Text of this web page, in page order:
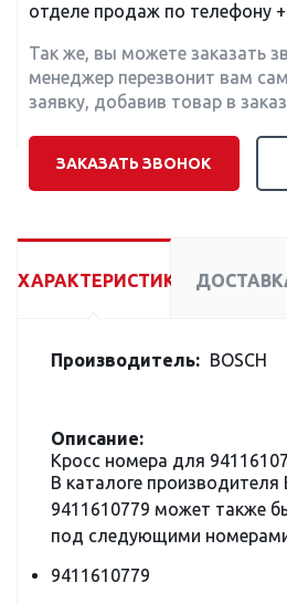
отделе продаж по телефону
Так же, вы можете заказать
менеджер перезвонит вам
заявку, добавив товар в
ЗАКАЗАТЬ ЗВОНОК
ХАРАКТЕРИСТИКИ
Производитель: BOSCH
Описание:
Кросс номера для
В каталоге производителя
9411610779 может также
под следующими
9411610779